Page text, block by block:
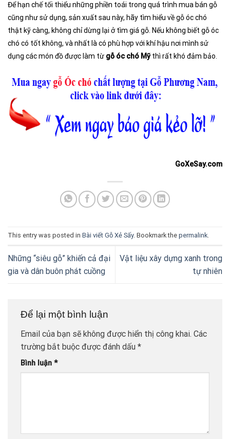
Để hạn chế tối thiểu những phiền toái trong quá trình mua bán gỗ
cũng như sử dụng, sản xuất sau này, hãy tìm hiểu về gỗ óc chó
thật kỹ càng, không chỉ dừng lại ở tìm giá gỗ. Nếu không biết gỗ óc
chó có tốt không, và nhất là có phù hợp với khí hậu nơi mình sử
dụng các món đồ được làm từ gỗ óc chó Mỹthì rất khó đảm bảo.
GoXeSay.com
This entry was posted in Bài viết Gỗ Xẻ Sấy. Bookmark the permalink.
Những “siêu gỗ” khiến cả đại
gia và dân buôn phát cuồng
Vật liệu xây dựng xanh trong
tự nhiên
Để lại một bình luận
Email của bạn sẽ không được hiển thị công khai. Các
trường bắt buộc được đánh dấu *
Bình luận *